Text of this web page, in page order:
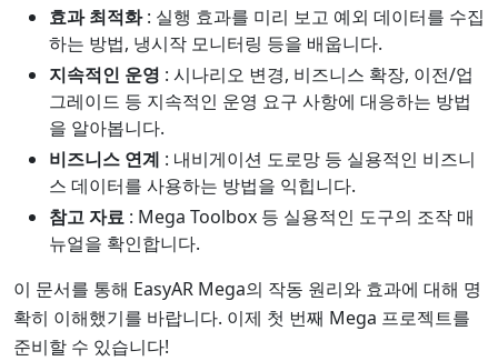
효과 최적화: 실행 효과를 미리 보고 예외 데이터를 수집
하는 방법, 냉시작 모니터링 등을 배웁니다.
지속적인 운영 : 시나리오 변경, 비즈니스 확장, 이전/업
그레이드 등 지속적인 운영 요구 사항에 대응하는 방법
을 알아봅니다.
비즈니스 연계 : 내비게이션 도로망 등 실용적인 비즈니
스 데이터를 사용하는 방법을 익힙니다.
참고 자료 : Mega Toolbox 등 실용적인 도구의 조작 매
뉴얼을 확인합니다.
이 문서를 통해 EasyAR Mega의 작동 원리와 효과에 대해 명
확히 이해했기를 바랍니다. 이제 첫 번째 Mega 프로젝트를
준비할 수 있습니다!